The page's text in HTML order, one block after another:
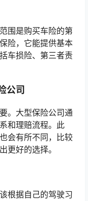
围是购买车险的第
险，它能提供基本
车损险、第三者责
公司
。大型保险公司通
和理赔流程。此
会有所不同，比较
更好的选择。
根据自己的驾驶习